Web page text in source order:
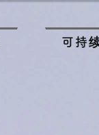
可持